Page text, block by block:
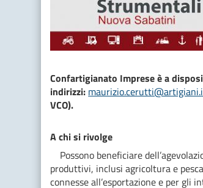
Confartigianato Imprese è a
indirizzi:
VCO).
A chi si rivolge
Possono beneficiare
produttivi, inclusi agricoltura e
connesse all’esportazione e per